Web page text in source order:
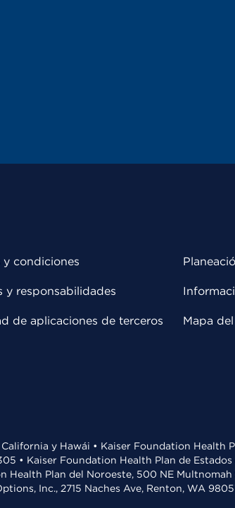
y condiciones
y responsabilidades
de aplicaciones de terceros Mapa
y Hawái • Kaiser Foundation Health
• Kaiser Foundation Health Plan de
Plan del Noroeste, 500 NE Multnomah
Inc., 2715 Naches Ave, Renton, WA